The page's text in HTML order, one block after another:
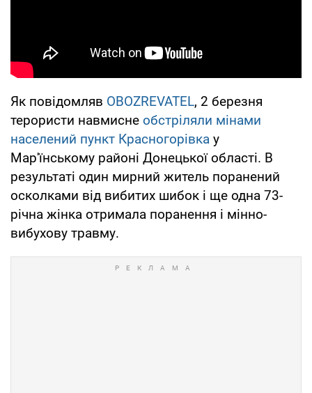
Як повідомляв OBOZREVATEL, 2 березня
терористи навмисне обстріляли мінами
населений пункт Красногорівка у
Мар'їнському районі Донецької області. В
результаті один мирний житель поранений
осколками від вибитих шибок і ще одна 73-
річна жінка отримала поранення і мінно-
вибухову травму.